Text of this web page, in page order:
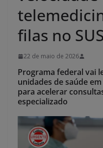
filas no SUS
22 de maio de 2026
Programa federal vai
unidades de saúde
para acelerar
especializado